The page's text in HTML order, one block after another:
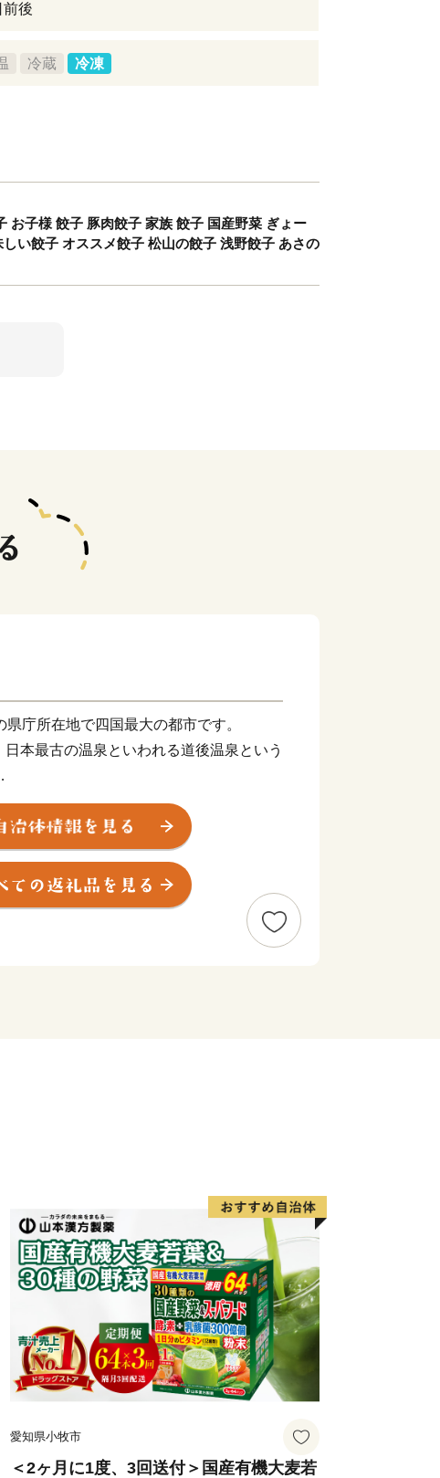
前後
冷蔵 冷凍
お子様 餃子 豚肉餃子 家族 餃子 国産野菜 ぎょー
い餃子 オススメ餃子 松山の餃子 浅野餃子 あさの
庁所在地で四国最大の都市です。
本最古の温泉といわれる道後温泉という
われる正岡子規の生誕地でもあります。
愛知県小牧市
＜2ヶ月に1度、3回送付＞国産有機大麦若